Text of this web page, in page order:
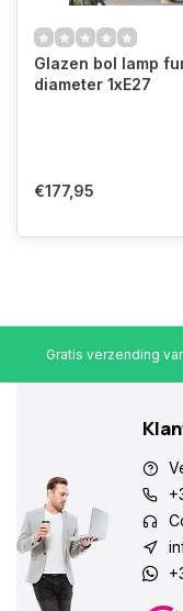
Glazen bol lamp
diameter 1xE27
€177,95
Gratis verzending